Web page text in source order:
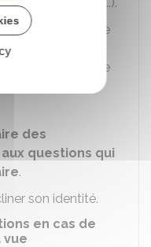
et qu'elle ne
assistée par un
ou par toute
des
questions qui
.
son identité.
en cas de
vue